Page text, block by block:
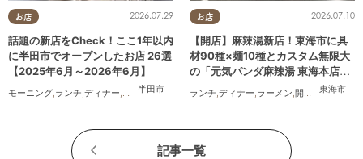
お店
半田市
2026.07.29
話題の新店をCheck！ここ1年以内
に半田市でオープンしたお店 26選
【2025年6月～2026年6月】
モーニング,ランチ,ディナー,アルコール ラーメン,パン,カフェ,スイーツ,テイクアウト
お店
東海市
2026.07.10
【開店】麻辣湯新店！東海市に具
材90種×麺10種とカスタム無限大
の「元気パンダ麻辣湯 東海本店」
ランチ,ディナー,ラーメン,開店 夫婦,カッ
記事一覧